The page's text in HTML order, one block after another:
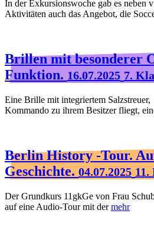
In der Exkursionswoche gab es neben
Aktivitäten auch das Angebot, die
Brillen mit besonderer
Funktion. 16.07.2025 7.
Eine Brille mit integriertem
Kommando zu ihrem Besitzer fliegt,
Berlin History -Tour.
Geschichte. 04.07.2025 11.
Der Grundkurs 11gkGe von Frau
auf eine Audio-Tour mit dermehr